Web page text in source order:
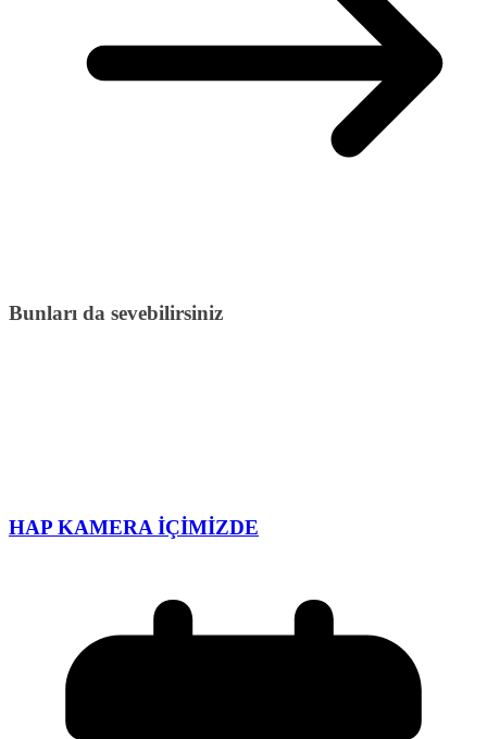
Bunları da sevebilirsiniz
HAP KAMERA İÇİMİZDE